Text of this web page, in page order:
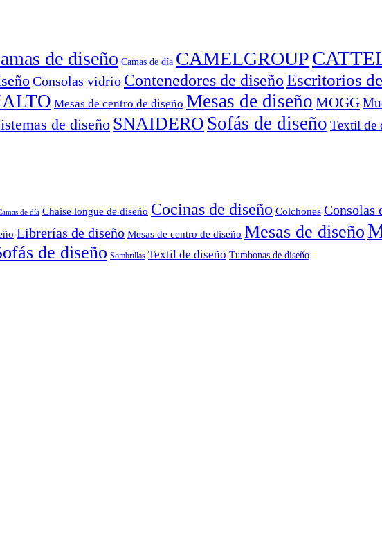
de diseño Camas de día CAMELGROUP
Consolas vidrio Contenedores de diseñoEscritorios
Mesas de centro de diseño Mesas de diseño MOGG
de diseño SNAIDERO Sofás de diseño Textil de
de día Chaise longue de diseño Cocinas de diseño Colchones Consolas
Librerías de diseño Mesas de centro de diseño Mesas de diseño
de diseño Sombrillas Textil de diseño Tumbonas de diseño